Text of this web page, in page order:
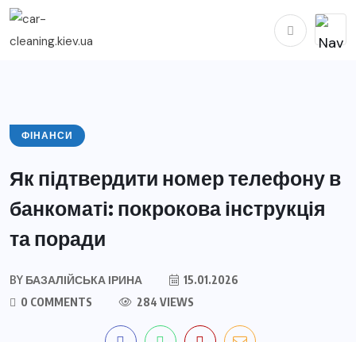
ФІНАНСИ
Як підтвердити номер телефону в
банкоматі: покрокова інструкція
та поради
BY БАЗАЛІЙСЬКА ІРИНА
15.01.2026
0 COMMENTS
284 VIEWS